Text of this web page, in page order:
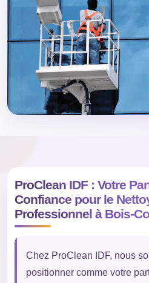
ProClean IDF : Votre
Confiance pour le
Professionnel à Bois-
Chez ProClean IDF, nous
positionner comme votre